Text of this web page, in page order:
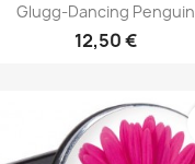
Glugg-Dancing Penguin
12,50 €